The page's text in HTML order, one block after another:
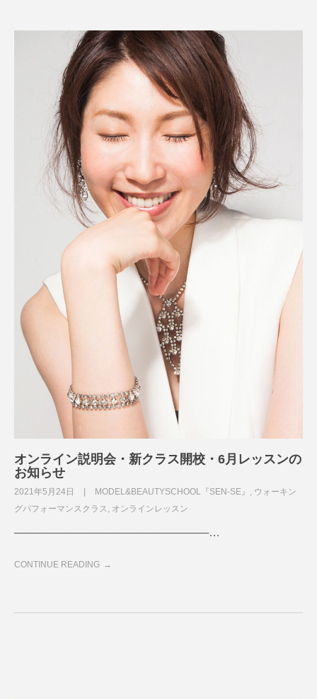
オンライン説明会・新クラス開校・6月レッスンの
お知らせ
2021年5月24日 MODEL&BEAUTYSCHOOL『SEN-SE』 , ウォーキン
グパフォーマンスクラス , オンラインレッスン
─────────────────────────…
CONTINUE READING